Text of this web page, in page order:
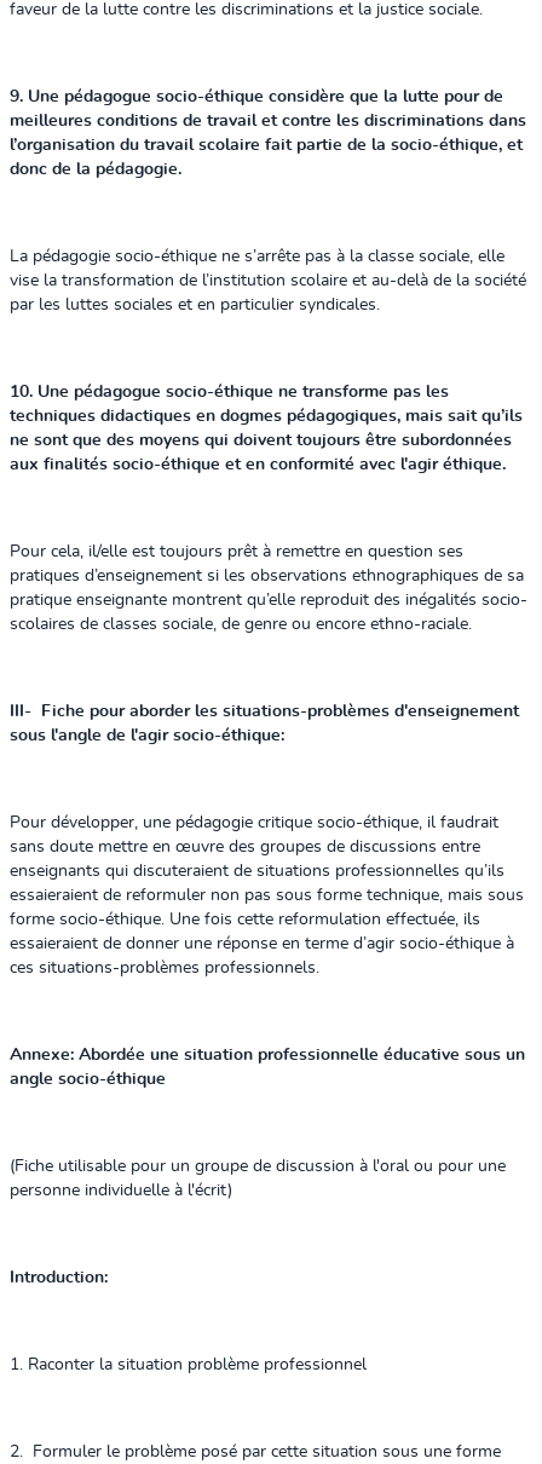
faveur de la lutte contre les discriminations et la justice sociale.
9. Une pédagogue socio-éthique considère que la lutte pour de
meilleures conditions de travail et contre les discriminations dans
l’organisation du travail scolaire fait partie de la socio-éthique, et
donc de la pédagogie.
La pédagogie socio-éthique ne s’arrête pas à la classe sociale, elle
vise la transformation de l’institution scolaire et au-delà de la société
par les luttes sociales et en particulier syndicales.
10. Une pédagogue socio-éthique ne transforme pas les
techniques didactiques en dogmes pédagogiques, mais sait qu’ils
ne sont que des moyens qui doivent toujours être subordonnées
aux finalités socio-éthique et en conformité avec l'agir éthique.
Pour cela, il/elle est toujours prêt à remettre en question ses
pratiques d’enseignement si les observations ethnographiques de sa
pratique enseignante montrent qu’elle reproduit des inégalités socio-
scolaires de classes sociale, de genre ou encore ethno-raciale.
III- Fiche pour aborder les situations-problèmes d'enseignement
sous l'angle de l'agir socio-éthique:
Pour développer, une pédagogie critique socio-éthique, il faudrait
sans doute mettre en œuvre des groupes de discussions entre
enseignants qui discuteraient de situations professionnelles qu’ils
essaieraient de reformuler non pas sous forme technique, mais sous
forme socio-éthique. Une fois cette reformulation effectuée, ils
essaieraient de donner une réponse en terme d’agir socio-éthique à
ces situations-problèmes professionnels.
Annexe: Abordée une situation professionnelle éducative sous un
angle socio-éthique
(Fiche utilisable pour un groupe de discussion à l'oral ou pour une
personne individuelle à l'écrit)
Introduction:
1. Raconter la situation problème professionnel
2. Formuler le problème posé par cette situation sous une forme